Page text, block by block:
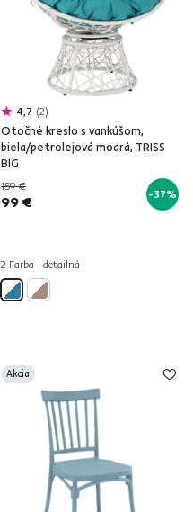
4,7 2
Otočné kreslo s vankúšom,
biela/petrolejová modrá, TRISS
BIG
159 €
99 € -37%
2 Farba - detailná
Akcia